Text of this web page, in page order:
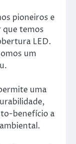
pioneiros e
que temos
LED.
um
uma
benefício a